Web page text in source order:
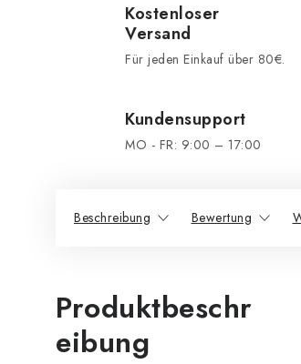
Kostenloser
Versand
Für jeden Einkauf über 80€.
Kundensupport
MO - FR: 9:00 – 17:00
Beschreibung Bewertung
Produktbeschr
eibung